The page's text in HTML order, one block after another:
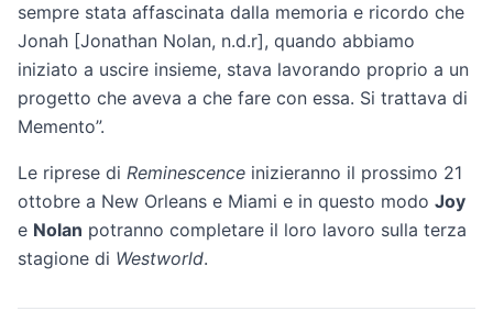
sempre stata affascinata dalla memoria e ricordo che
Jonah [Jonathan Nolan, n.d.r], quando abbiamo
iniziato a uscire insieme, stava lavorando proprio a un
progetto che aveva a che fare con essa. Si trattava di
Memento”.
Le riprese di Reminescence inizieranno il prossimo 21
ottobre a New Orleans e Miami e in questo modo Joy
e Nolan potranno completare il loro lavoro sulla terza
stagione di Westworld.